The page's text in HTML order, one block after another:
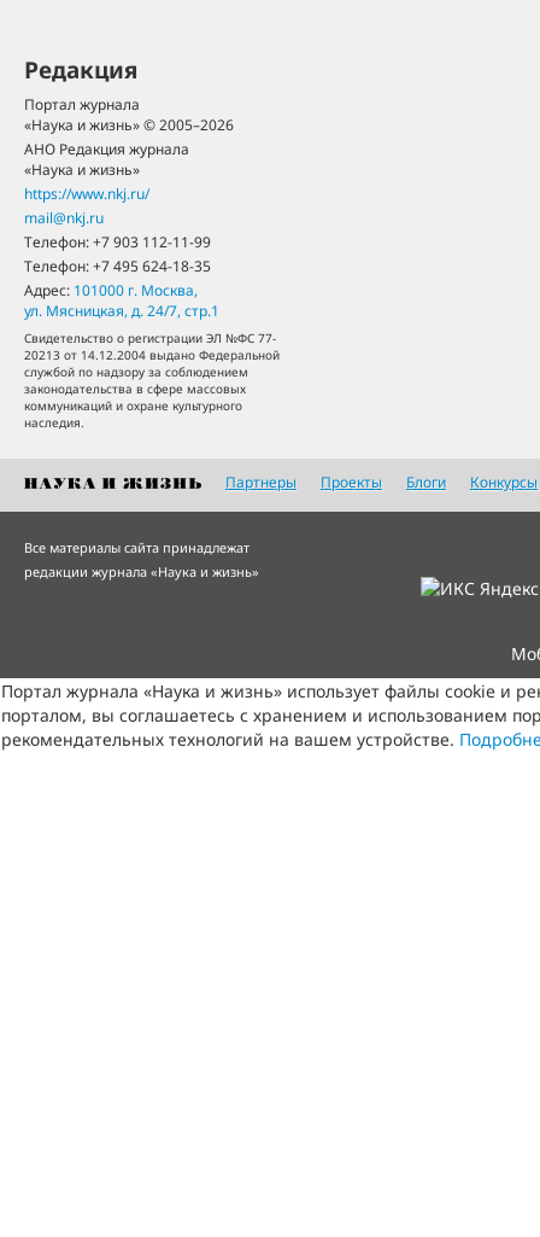
Редакция
Портал журнала
«Наука и жизнь» © 2005–2026
АНО Редакция журнала
«Наука и жизнь»
https://www.nkj.ru/
mail@nkj.ru
Телефон:+7 903 112-11-99
Телефон:+7 495 624-18-35
Адрес: 101000 г. Москва,
ул. Мясницкая, д. 24/7, стр.1
Свидетельство о регистрации ЭЛ №ФС 77-
20213 от 14.12.2004 выдано Федеральной
службой по надзору за соблюдением
законодательства в сфере массовых
коммуникаций и охране культурного
наследия.
Партнеры Проекты Блоги Конкурсы
Все материалы сайта принадлежат
редакции журнала «Наука и жизнь»
Портал журнала «Наука и жизнь» использует файлы cookie и
порталом, вы соглашаетесь с хранением и использованием
рекомендательных технологий на вашем устройстве.